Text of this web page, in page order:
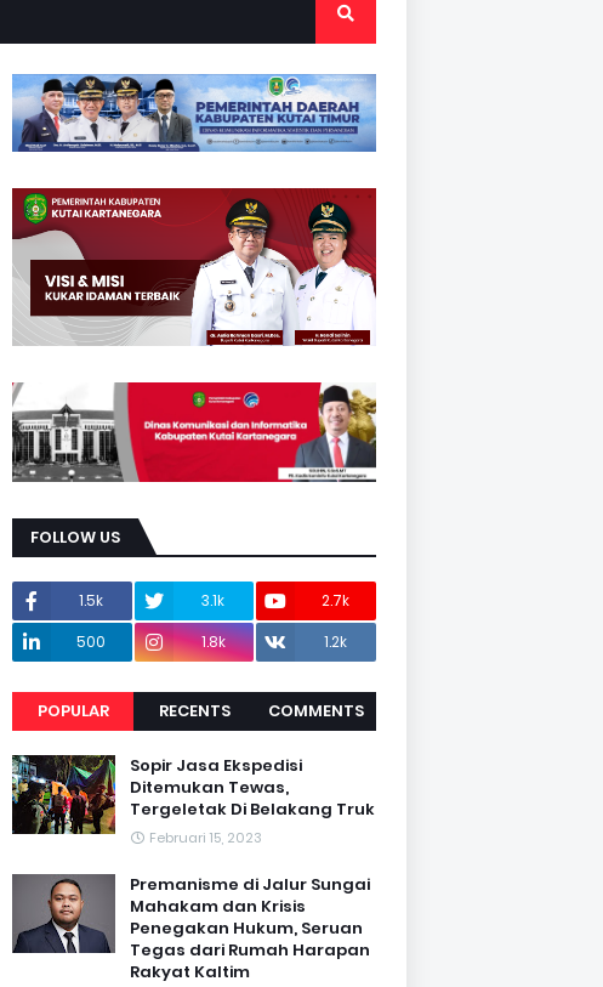
FOLLOW US
1.5k 3.1k
2.7k
500
1.8k 1.2k
POPULAR RECENTS COMMENTS
Sopir Jasa Ekspedisi
Ditemukan Tewas,
Tergeletak Di Belakang Truk
Februari 15, 2023
Premanisme di Jalur Sungai
Mahakam dan Krisis
Penegakan Hukum, Seruan
Tegas dari Rumah Harapan
Rakyat Kaltim